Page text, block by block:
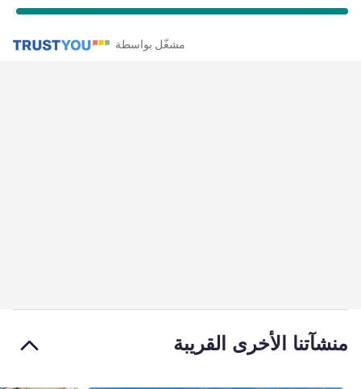
مشغّل بواسطة
منشآتنا الأخرى القريبة